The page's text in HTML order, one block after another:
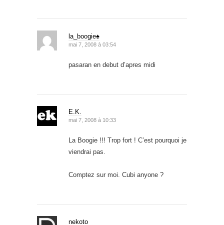
la_boogie♠
mai 7, 2008 à 03:54
pasaran en debut d’apres midi
E.K.
mai 7, 2008 à 10:33
La Boogie !!! Trop fort ! C’est pourquoi je
viendrai pas.
Comptez sur moi. Cubi anyone ?
nekoto